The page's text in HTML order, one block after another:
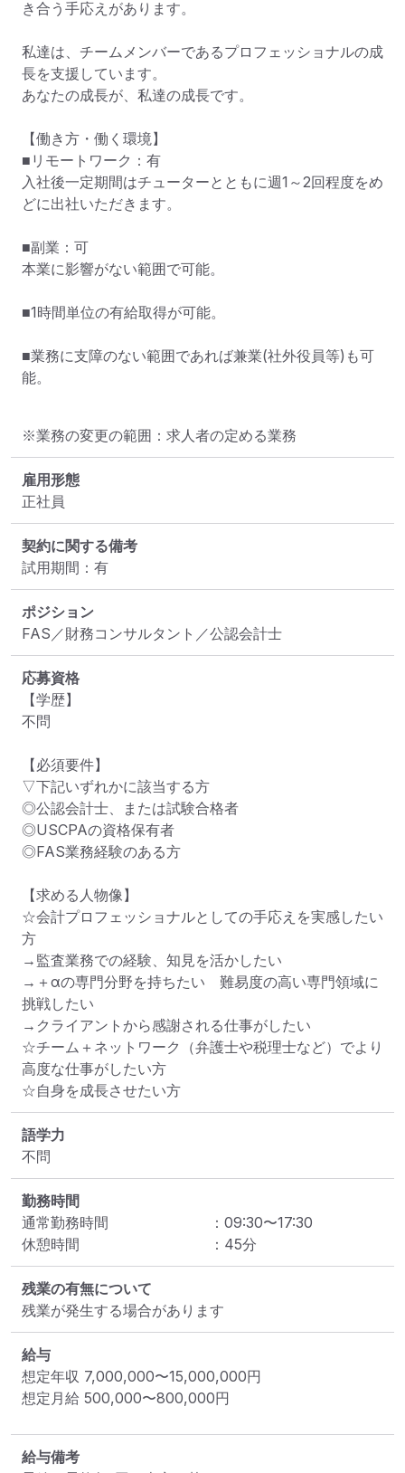
き合う手応えがあります。
私達は、チームメンバーであるプロフェッショナルの成
長を支援しています。
あなたの成長が、私達の成長です。
【働き方・働く環境】
■リモートワーク：有
入社後一定期間はチューターとともに週1～2回程度をめ
どに出社いただきます。
■副業：可
本業に影響がない範囲で可能。
■1時間単位の有給取得が可能。
■業務に支障のない範囲であれば兼業(社外役員等)も可
能。
※業務の変更の範囲：求人者の定める業務
雇用形態
正社員
契約に関する備考
試用期間：有
ポジション
FAS／財務コンサルタント／公認会計士
応募資格
【学歴】
不問
【必須要件】
▽下記いずれかに該当する方
◎公認会計士、または試験合格者
◎USCPAの資格保有者
◎FAS業務経験のある方
【求める人物像】
☆会計プロフェッショナルとしての手応えを実感したい
方
→監査業務での経験、知見を活かしたい
→＋αの専門分野を持ちたい　難易度の高い専門領域に
挑戦したい
→クライアントから感謝される仕事がしたい
☆チーム＋ネットワーク（弁護士や税理士など）でより
高度な仕事がしたい方
☆自身を成長させたい方
語学力
不問
勤務時間
通常勤務時間
： 09:30〜17:30
休憩時間
： 45分
残業の有無について
残業が発生する場合があります
給与
想定年収 7,000,000〜15,000,000円
想定月給 500,000〜800,000円
給与備考